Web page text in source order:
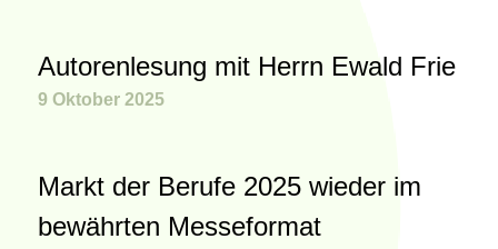
Autorenlesung mit Herrn Ewald Frie
9 Oktober 2025
Markt der Berufe 2025 wieder im
bewährten Messeformat